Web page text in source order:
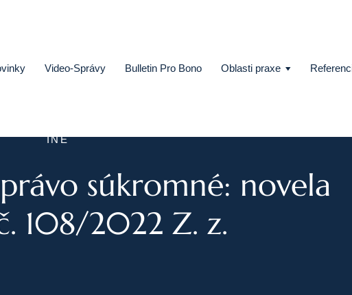
Video-Správy Bulletin Pro Bono Oblasti praxe
Vymáhanie pohľadávok a
Európske právo
INÉ
súkromné: novela
108/2022 Z. z.